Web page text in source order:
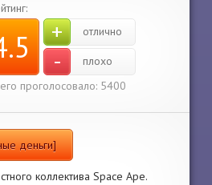
+ отлично
-
плохо
проголосовало: 5400
деньги]
коллектива Space Ape.